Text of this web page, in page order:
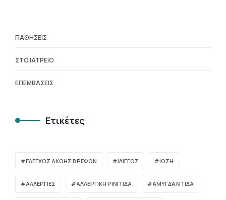
ΠΑΘΉΣΕΙΣ
ΣΤΟ ΙΑΤΡΕΊΟ
ΕΠΕΜΒΆΣΕΙΣ
Ετικέτες
ΈΛΕΓΧΟΣ ΑΚΟΉΣ ΒΡΕΦΏΝ ΊΛΙΓΓΟΣ ΊΩΣΗ
ΑΛΛΕΡΓΙΕΣ ΑΛΛΕΡΓΙΚΗ ΡΙΝΙΤΙΔΑ ΑΜΥΓΔΑΛΙΤΙΔΑ